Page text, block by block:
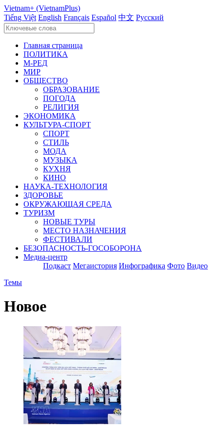
Vietnam+ (VietnamPlus)
Tiếng Việt English Français Español 中文 Русский
Главная страница
ПОЛИТИКА
М-РЕД
МИР
ОБЩЕСТВО
ОБРАЗОВАНИЕ
ПОГОДА
РЕЛИГИЯ
ЭКОНОМИКА
КУЛЬТУРА-СПОРТ
СПОРТ
СТИЛЬ
МОДА
МУЗЫКА
КУХНЯ
КИНО
НАУКА-ТЕХНОЛОГИЯ
ЗДОРОВЬЕ
ОКРУЖАЮЩАЯ СРЕДА
ТУРИЗМ
НОВЫЕ ТУРЫ
МЕСТО НАЗНАЧЕНИЯ
ФЕСТИВАЛИ
БЕЗОПАСНОСТЬ-ГОСОБОРОНА
Медиа-центр
Подкаст Мегаистория Инфографика Фото Видео
Темы
Новое